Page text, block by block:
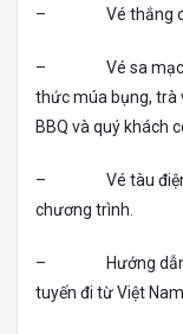
– Vé thắng
– Vé sa mạc
thức múa bụng, trà
BBQ và quý khách
– Vé tàu điện
chương trình.
– Hướng dẫn
tuyến đi từ Việt Nam .